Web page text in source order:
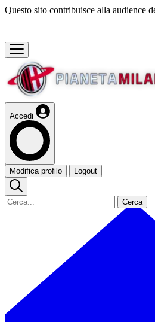
Questo sito contribuisce alla audience
Accedi
Modifica profilo Logout
Cerca